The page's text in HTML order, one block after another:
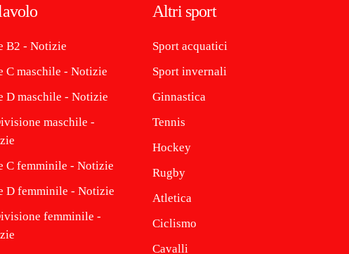
B2 - Notizie
C maschile - Notizie
D maschile - Notizie
maschile -
C femminile - Notizie
D femminile - Notizie
femminile -
Altri sport
Sport acquatici
Sport invernali
Ginnastica
Tennis
Hockey
Rugby
Atletica
Ciclismo
Cavalli